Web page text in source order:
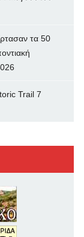
τα 50
Trail 7